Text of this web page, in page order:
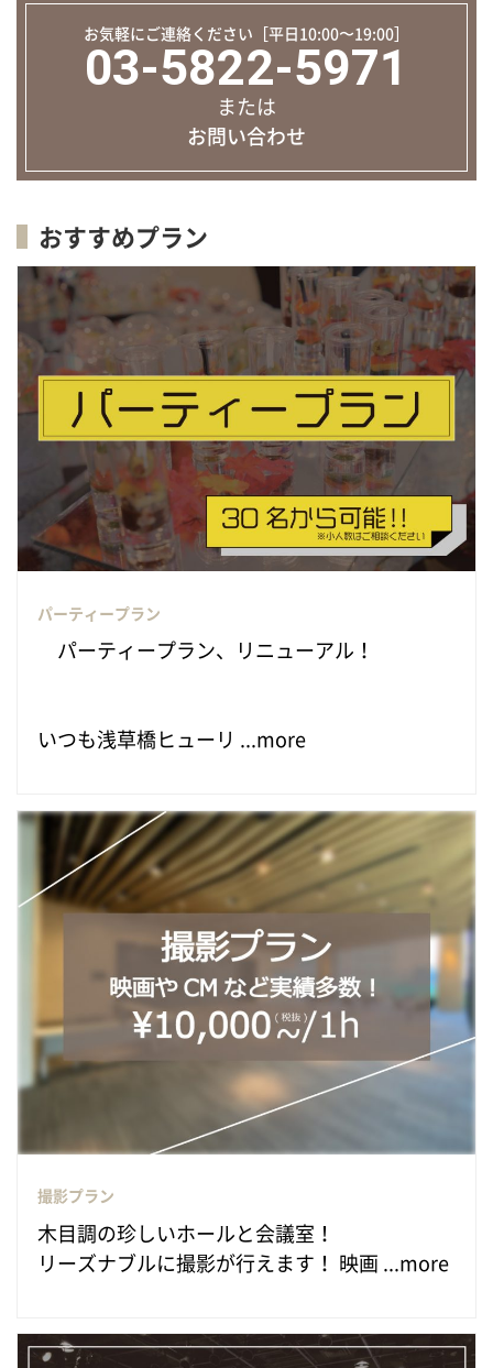
お気軽にご連絡ください［平日10:00〜19:00］
03-5822-5971
または
お問い合わせ
おすすめプラン
パーティープラン
パーティープラン、リニューアル！
いつも浅草橋ヒューリ ...more
撮影プラン
木目調の珍しいホールと会議室！
リーズナブルに撮影が行えます！ 映画 ...more